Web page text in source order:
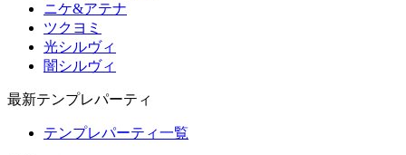
ニケ&アテナ
ツクヨミ
光シルヴィ
闇シルヴィ
最新テンプレパーティ
テンプレパーティ一覧